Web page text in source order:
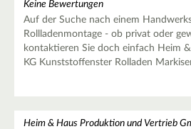
Keine Bewertungen
Auf der Suche nach einem
Rollladenmontage - ob privat oder
kontaktieren Sie doch einfach Heim
KG Kunststoffenster Rolladen
Heim & Haus Produktion und Vertrieb